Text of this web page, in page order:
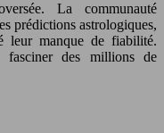
La communauté
prédictions astrologiques,
leur manque de fiabilité.
fasciner des millions de